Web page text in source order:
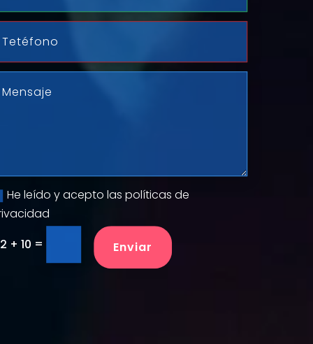
He leído y acepto las políticas de
2 + 10 = Enviar